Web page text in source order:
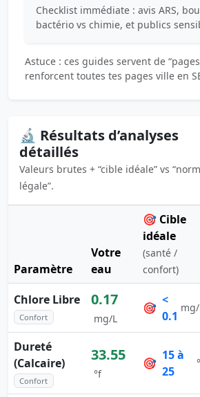
Checklist immédiate : avis ARS,
bactério vs chimie, et publics
Astuce : ces guides servent de
renforcent toutes tes pages ville en
🔬 Résultats d’analyses
détaillés
Valeurs brutes + “cible idéale” vs
légale”.
Paramètre
Votre
eau
🎯 Cible
idéale
(santé /
confort)
Chlore Libre
Confort
0.17
mg/L
🎯
<
0.1
Dureté
(Calcaire)
Confort
33.55
°f
🎯
15 à
25